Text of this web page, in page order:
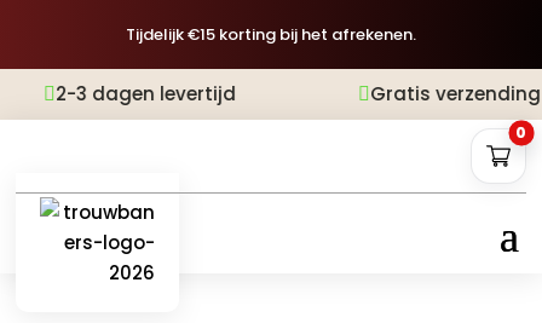
Tijdelijk €15 korting bij het afrekenen.
levertijd Gratis verzending 
0